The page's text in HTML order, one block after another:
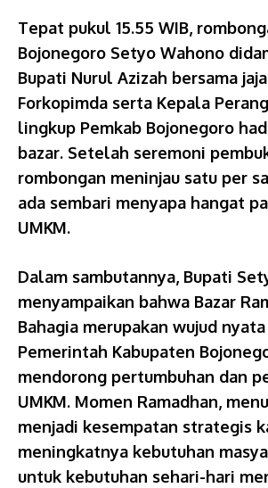
Tepat pukul 15.55 WIB,
Bojonegoro Setyo Wahono
Bupati Nurul Azizah bersama
Forkopimda serta Kepala
lingkup Pemkab Bojonegoro
bazar. Setelah seremoni
rombongan meninjau satu per
ada sembari menyapa hangat
UMKM.
Dalam sambutannya, Bupati
menyampaikan bahwa Bazar
Bahagia merupakan wujud
Pemerintah Kabupaten
mendorong pertumbuhan dan
UMKM. Momen Ramadhan,
menjadi kesempatan strategis
meningkatnya kebutuhan
untuk kebutuhan sehari-hari